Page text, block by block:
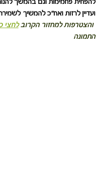
ועדיין לרזות ואח"כ להמשיך
והצטרפות למחזור הקרוב לחצי
התמונה